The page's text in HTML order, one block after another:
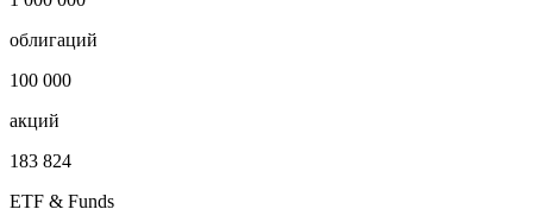
облигаций
100 000
акций
183 824
ETF & Funds